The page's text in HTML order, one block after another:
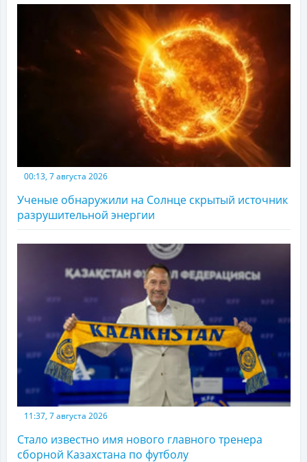
00:13, 7 августа 2026
Ученые обнаружили на Солнце скрытый источник
разрушительной энергии
11:37, 7 августа 2026
Стало известно имя нового главного тренера
сборной Казахстана по футболу